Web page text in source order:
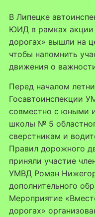
В Липецке
ЮИД в рамках акции
дорогах» вышли на
чтобы напомнить
движения о
⁣Перед началом
Госавтоинспекции
совместно с юными
школы № 5
сверстникам и
Правил дорожного
приняли участие
УМВД Роман
дополнительного
Мероприятие
дорогах»